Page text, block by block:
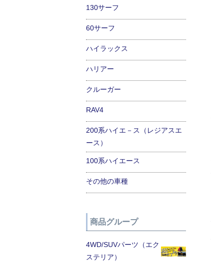
130サーフ
60サーフ
ハイラックス
ハリアー
クルーガー
RAV4
200系ハイエ－ス（レジアスエ
ース）
100系ハイエース
その他の車種
商品グループ
4WD/SUVパーツ（エク
ステリア）